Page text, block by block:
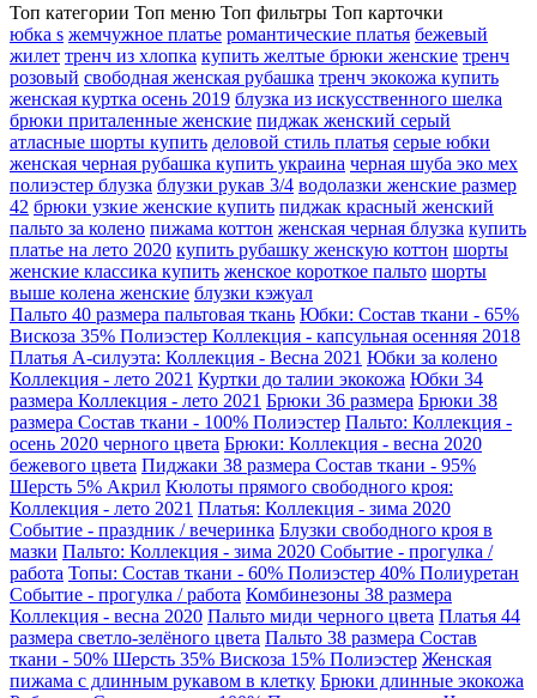
Топ категории Топ меню Топ фильтры Топ карточки
юбка s жемчужное платье романтические платья бежевый
жилет тренч из хлопка купить желтые брюки женские тренч
розовый свободная женская рубашка тренч экокожа купить
женская куртка осень 2019 блузка из искусственного шелка
брюки приталенные женские пиджак женский серый
атласные шорты купить деловой стиль платья серые юбки
женская черная рубашка купить украина черная шуба эко мех
полиэстер блузка блузки рукав 3/4 водолазки женские размер
42 брюки узкие женские купить пиджак красный женский
пальто за колено пижама коттон женская черная блузка купить
платье на лето 2020 купить рубашку женскую коттон шорты
женские классика купить женское короткое пальто шорты
выше колена женские блузки кэжуал
Пальто 40 размера пальтовая ткань Юбки: Состав ткани - 65%
Вискоза 35% Полиэстер Коллекция - капсульная осенняя 2018
Платья А-силуэта: Коллекция - Весна 2021 Юбки за колено
Коллекция - лето 2021 Куртки до талии экокожа Юбки 34
размера Коллекция - лето 2021 Брюки 36 размера Брюки 38
размера Состав ткани - 100% Полиэстер Пальто: Коллекция -
осень 2020 черного цвета Брюки: Коллекция - весна 2020
бежевого цвета Пиджаки 38 размера Состав ткани - 95%
Шерсть 5% Акрил Кюлоты прямого свободного кроя:
Коллекция - лето 2021 Платья: Коллекция - зима 2020
Событие - праздник / вечеринка Блузки свободного кроя в
мазки Пальто: Коллекция - зима 2020 Событие - прогулка /
работа Топы: Состав ткани - 60% Полиэстер 40% Полиуретан
Событие - прогулка / работа Комбинезоны 38 размера
Коллекция - весна 2020 Пальто миди черного цвета Платья 44
размера светло-зелёного цвета Пальто 38 размера Состав
ткани - 50% Шерсть 35% Вискоза 15% Полиэстер Женская
пижама с длинным рукавом в клетку Брюки длинные экокожа